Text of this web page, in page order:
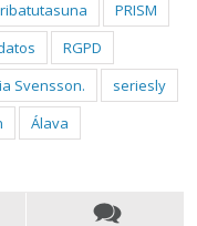
PRISM
RGPD
Svensson.
seriesly
Álava